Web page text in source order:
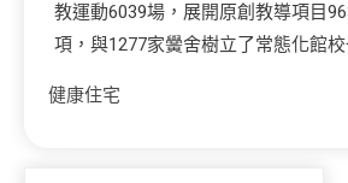
教運動6039場，展開原創教導項目
項，與1277家黌舍樹立了常態化館
健康住宅